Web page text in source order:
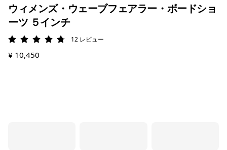
ウィメンズ・ウェーブフェアラー・ボードショ
ーツ ５インチ
評価: 4.8 / 5
12 レビュー
¥ 10,450